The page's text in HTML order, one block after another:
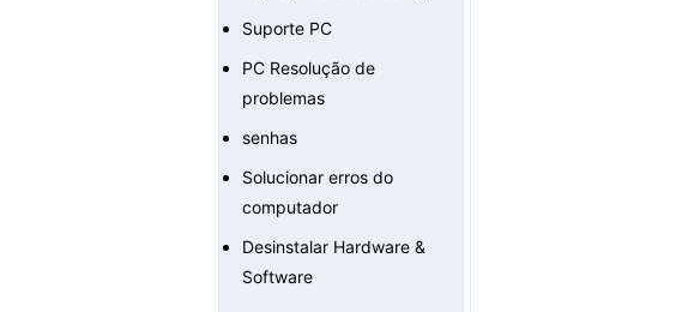
Suporte PC
PC Resolução de
problemas
senhas
Solucionar erros do
computador
Desinstalar Hardware &
Software